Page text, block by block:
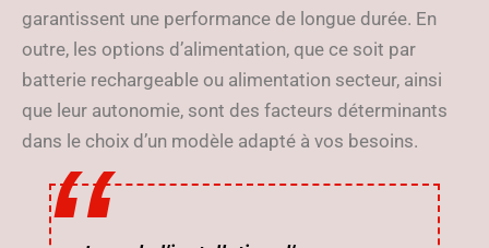
garantissent une performance de longue durée. En
outre, les options d’alimentation, que ce soit par
batterie rechargeable ou alimentation secteur, ainsi
que leur autonomie, sont des facteurs déterminants
dans le choix d’un modèle adapté à vos besoins.